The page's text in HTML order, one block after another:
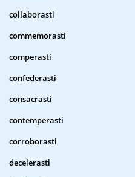
collaborasti
commemorasti
comperasti
confederasti
consacrasti
contemperasti
corroborasti
decelerasti